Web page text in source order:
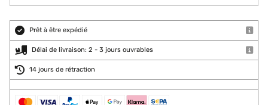
Prêt à être expédié
Délai de livraison: 2 - 3 jours ouvrables
14 jours de rétraction